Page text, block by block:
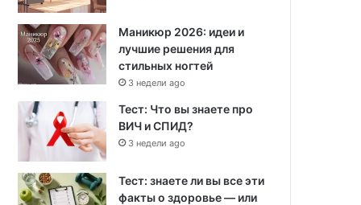
Маникюр 2026: идеи и
лучшие решения для
стильных ногтей
3 недели ago
Тест: Что вы знаете про
ВИЧ и СПИД?
3 недели ago
Тест: знаете ли вы все эти
факты о здоровье — или